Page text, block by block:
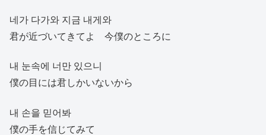
네가 다가와 지금 내게와
君が近づいてきてよ 今僕のところに
내 눈속에 너만 있으니
僕の目には君しかいないから
내 손을 믿어봐
僕の手を信じてみて